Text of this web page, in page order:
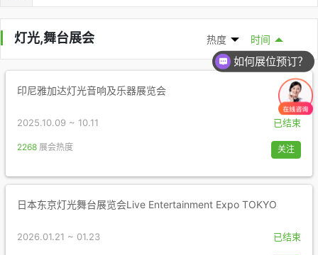
灯光,舞台展会 热度 时间
印尼雅加达灯光音响及乐器展览会
2025.10.09 ~ 10.11 已结束
2268 展会热度 关注
日本东京灯光舞台展览会Live Entertainment Expo TOKYO
2026.01.21 ~ 01.23 已结束
如何展位预订？